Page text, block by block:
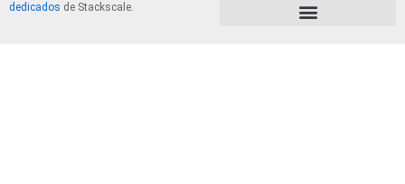
dedicados de Stackscale.